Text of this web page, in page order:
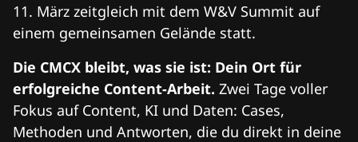
11. März zeitgleich mit dem W&V Summit auf
einem gemeinsamen Gelände statt.
Die CMCX bleibt, was sie ist: Dein Ort für
erfolgreiche Content-Arbeit. Zwei Tage voller
Fokus auf Content, KI und Daten: Cases,
Methoden und Antworten, die du direkt in deine